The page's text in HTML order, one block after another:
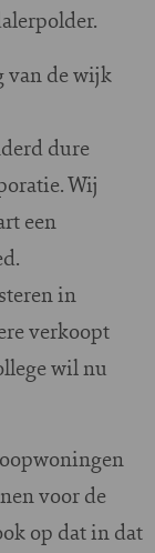
van de wijk
dure
Wij
een
in
verkoopt
wil nu
voor de
op dat in dat